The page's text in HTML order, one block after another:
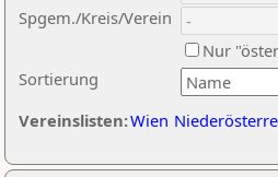
Sortierung
Spgem./Kreis/Verein
Nur
Vereinslisten:Wien